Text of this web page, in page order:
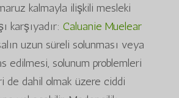
kalmayla ilişkili mesleki
karşıyadır: Caluanie Muelear
uzun süreli solunması veya
edilmesi, solunum problemleri
de dahil olmak üzere ciddi